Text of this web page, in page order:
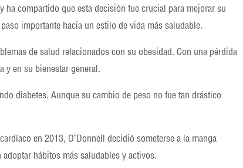
compartido que esta decisión fue crucial para mejorar su
importante hacia un estilo de vida más saludable.
de salud relacionados con su obesidad. Con una pérdida
y en su bienestar general.
diabetes. Aunque su cambio de peso no fue tan drástico
en 2013, O’Donnell decidió someterse a la manga
hábitos más saludables y activos.